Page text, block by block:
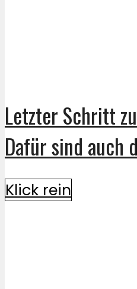
Letzter Schritt
Dafür sind auch
Klick rein